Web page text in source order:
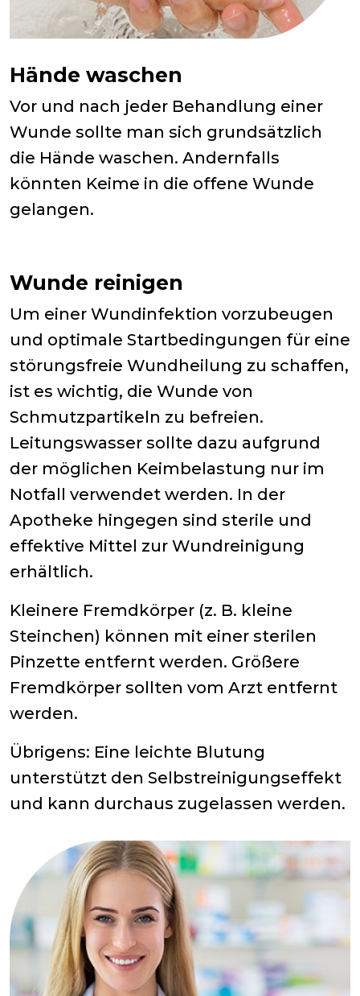
Hände waschen
Vor und nach jeder Behandlung einer
Wunde sollte man sich grundsätzlich
die Hände waschen. Andernfalls
könnten Keime in die offene Wunde
gelangen.
Wunde reinigen
Um einer Wundinfektion vorzubeugen
und optimale Startbedingungen für eine
störungsfreie Wundheilung zu schaffen,
ist es wichtig, die Wunde von
Schmutzpartikeln zu befreien.
Leitungswasser sollte dazu aufgrund
der möglichen Keimbelastung nur im
Notfall verwendet werden. In der
Apotheke hingegen sind sterile und
effektive Mittel zur Wundreinigung
erhältlich.
Kleinere Fremdkörper (z. B. kleine
Steinchen) können mit einer sterilen
Pinzette entfernt werden. Größere
Fremdkörper sollten vom Arzt entfernt
werden.
Übrigens: Eine leichte Blutung
unterstützt den Selbstreinigungseffekt
und kann durchaus zugelassen werden.